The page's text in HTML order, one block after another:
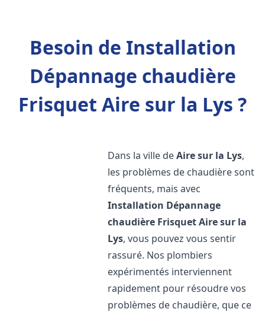
Besoin de Installation
Dépannage chaudière
Frisquet Aire sur la Lys ?
Dans la ville deAire sur la Lys,
les problèmes de chaudière sont
fréquents, mais avec
Installation Dépannage
chaudière FrisquetAire sur la
Lys, vous pouvez vous sentir
rassuré. Nos plombiers
expérimentés interviennent
rapidement pour résoudre vos
problèmes de chaudière, que ce